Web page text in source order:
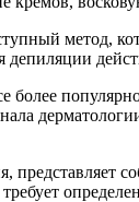
метод,
более
представляет